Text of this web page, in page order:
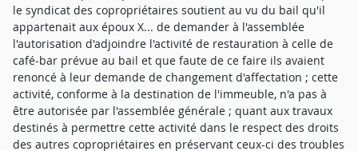
le syndicat des copropriétaires soutient au vu du bail qu'il
appartenait aux époux X... de demander à l'assemblée
l'autorisation d'adjoindre l'activité de restauration à celle de
café-bar prévue au bail et que faute de ce faire ils avaient
renoncé à leur demande de changement d'affectation ; cette
activité, conforme à la destination de l'immeuble, n'a pas à
être autorisée par l'assemblée générale ; quant aux travaux
destinés à permettre cette activité dans le respect des droits
des autres copropriétaires en préservant ceux-ci des troubles